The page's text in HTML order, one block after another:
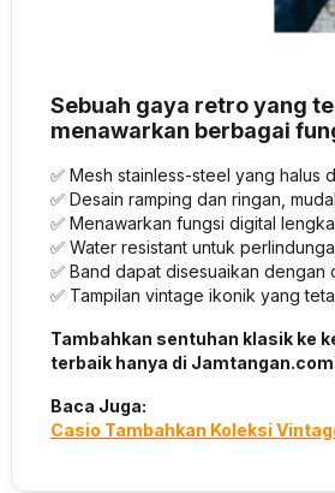
Sebuah gaya retro yang
menawarkan berbagai
✅ Mesh stainless-steel yang halus
✅ Desain ramping dan ringan,
✅ Menawarkan fungsi digital
✅ Water resistant untuk
✅ Band dapat disesuaikan
✅ Tampilan vintage ikonik yang
Tambahkan sentuhan klasik ke
terbaik hanya di
Baca Juga:
Casio Tambahkan Koleksi